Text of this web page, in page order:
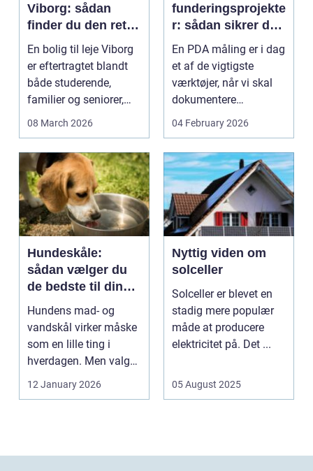
Viborg: sådan
finder du den rette
lejlighed
En bolig til leje Viborg
er eftertragtet blandt
både studerende,
familier og seniorer,
fordi b...
08 March 2026
funderingsprojekte
r: sådan sikrer du
dokumenteret
bæreevne
En PDA måling er i dag
et af de vigtigste
værktøjer, når vi skal
dokumentere
bæreevnen af pæle til
04 February 2026
Hundeskåle:
sådan vælger du
de bedste til din
hund
Hundens mad- og
vandskål virker måske
som en lille ting i
hverdagen. Men valg
af sk&arin...
12 January 2026
Nyttig viden om
solceller
Solceller er blevet en
stadig mere populær
måde at producere
elektricitet på. Det ...
05 August 2025